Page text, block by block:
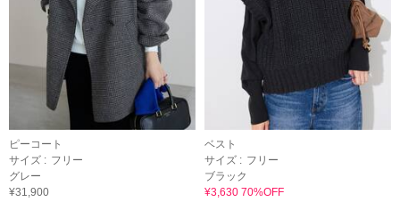
ピーコート
サイズ : フリー
グレー
¥31,900
ベスト
サイズ : フリー
ブラック
¥3,630 70%OFF